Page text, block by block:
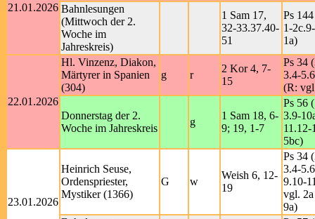
21.01.2026 Bahnlesungen
(Mittwoch der 2.
Woche im
Jahreskreis)
1 Sam 17,
32-33.37.40-
51
Ps
1-
1a)
22.01.2026
Hl. Vinzenz, Diakon,
Märtyrer in Spanien
(304)
g r
2 Kor 4, 7-
15
Ps 34
3.4-
(R:
Donnerstag der 2.
Woche im Jahreskreis
g
1 Sam 18, 6-
9; 19, 1-7
Ps 56
3.9-
11.12-
5bc)
23.01.2026
Heinrich Seuse,
Ordenspriester,
Mystiker (1366)
G w
Weish 6, 12-
19
Ps 34
3.4-
9.10-
vgl.
9a)